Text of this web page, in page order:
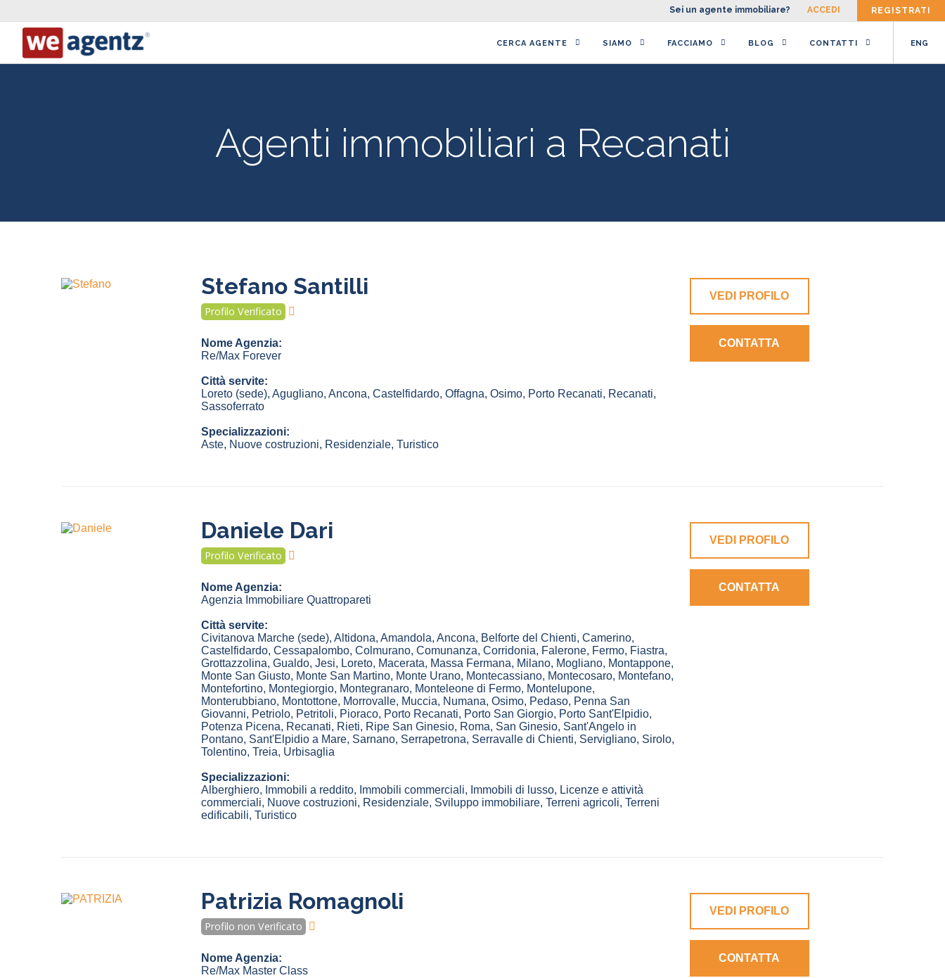
Sei un agente immobiliare? ACCEDI REGISTRATI
CERCA AGENTE SIAMO FACCIAMO BLOG CONTATTI ENG
Agenti immobiliari a Recanati
Stefano Santilli
Profilo Verificato
Nome Agenzia:
Re/Max Forever
Città servite:
Loreto (sede), Agugliano, Ancona, Castelfidardo, Offagna, Osimo, Porto Recanati, Recanati,
Sassoferrato
Specializzazioni:
Aste, Nuove costruzioni, Residenziale, Turistico
VEDI PROFILO
CONTATTA
Daniele Dari
Profilo Verificato
Nome Agenzia:
Agenzia Immobiliare Quattropareti
Città servite:
Civitanova Marche (sede), Altidona, Amandola, Ancona, Belforte del Chienti, Camerino,
Castelfidardo, Cessapalombo, Colmurano, Comunanza, Corridonia, Falerone, Fermo, Fiastra,
Grottazzolina, Gualdo, Jesi, Loreto, Macerata, Massa Fermana, Milano, Mogliano, Montappone,
Monte San Giusto, Monte San Martino, Monte Urano, Montecassiano, Montecosaro, Montefano,
Montefortino, Montegiorgio, Montegranaro, Monteleone di Fermo, Montelupone,
Monterubbiano, Montottone, Morrovalle, Muccia, Numana, Osimo, Pedaso, Penna San
Giovanni, Petriolo, Petritoli, Pioraco, Porto Recanati, Porto San Giorgio, Porto Sant'Elpidio,
Potenza Picena, Recanati, Rieti, Ripe San Ginesio, Roma, San Ginesio, Sant'Angelo in
Pontano, Sant'Elpidio a Mare, Sarnano, Serrapetrona, Serravalle di Chienti, Servigliano, Sirolo,
Tolentino, Treia, Urbisaglia
Specializzazioni:
Alberghiero, Immobili a reddito, Immobili commerciali, Immobili di lusso, Licenze e attività
commerciali, Nuove costruzioni, Residenziale, Sviluppo immobiliare, Terreni agricoli, Terreni
edificabili, Turistico
VEDI PROFILO
CONTATTA
Patrizia Romagnoli
Profilo non Verificato
Nome Agenzia:
Re/Max Master Class
VEDI PROFILO
CONTATTA